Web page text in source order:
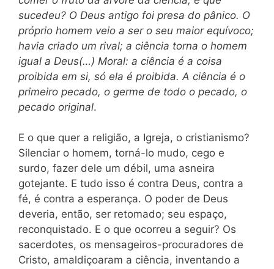
sucedeu? O Deus antigo foi presa do pânico. O
próprio homem veio a ser o seu maior equívoco;
havia criado um rival; a ciência torna o homem
igual a Deus(…) Moral: a ciência é a coisa
proibida em si, só ela é proibida. A ciência é o
primeiro pecado, o germe de todo o pecado, o
pecado original.
E o que quer a religião, a Igreja, o cristianismo?
Silenciar o homem, torná-lo mudo, cego e
surdo, fazer dele um débil, uma asneira
gotejante. E tudo isso é contra Deus, contra a
fé, é contra a esperança. O poder de Deus
deveria, então, ser retomado; seu espaço,
reconquistado. E o que ocorreu a seguir? Os
sacerdotes, os mensageiros-procuradores de
Cristo, amaldiçoaram a ciência, inventando a